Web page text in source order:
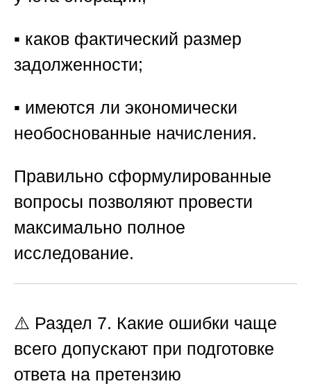
▪️ каков фактический размер
задолженности;
▪️ имеются ли экономически
необоснованные начисления.
Правильно сформулированные
вопросы позволяют провести
максимально полное
исследование.
⚠️ Раздел 7. Какие ошибки чаще
всего допускают при подготовке
ответа на претензию